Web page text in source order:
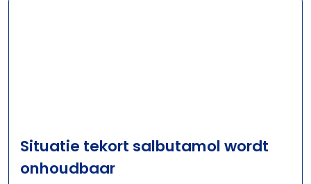
Situatie tekort salbutamol wordt
onhoudbaar